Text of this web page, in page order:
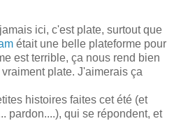
ici, c'est plate, surtout que
était une belle plateforme pour
est terrible, ça nous rend bien
plate. J'aimerais ça
histoires faites cet été (et
pardon....), qui se répondent, et